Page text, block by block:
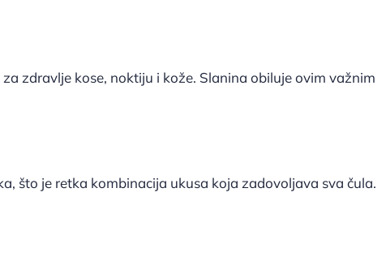
zdravlje kose, noktiju i kože. Slanina obiluje ovim važnim
što je retka kombinacija ukusa koja zadovoljava sva čula.